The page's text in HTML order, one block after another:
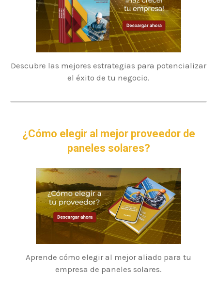
Descubre las mejores estrategias para potencializar
el éxito de tu negocio.
¿Cómo elegir al mejor proveedor de
paneles solares?
Aprende cómo elegir al mejor aliado para tu
empresa de paneles solares.